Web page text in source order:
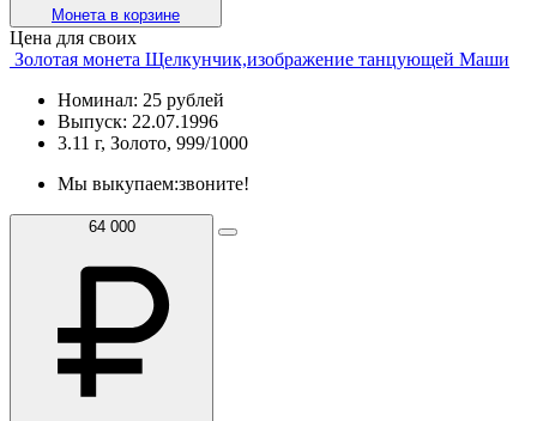
Монета в корзине
Цена для своих
Золотая монета Щелкунчик,изображение танцующей Маши
Номинал: 25 рублей
Выпуск: 22.07.1996
3.11 г, Золото, 999/1000
Мы выкупаем:звоните!
64 000